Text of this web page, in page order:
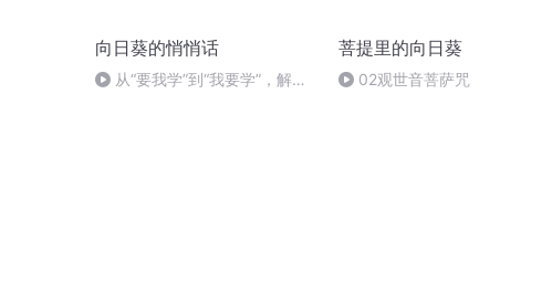
向日葵的悄悄话
从“要我学”到“我要学”，解锁
菩提里的向日葵
02观世音菩萨咒